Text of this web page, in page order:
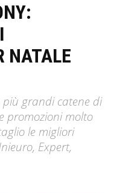
NATALE
più grandi catene di
promozioni molto
le migliori
Expert,